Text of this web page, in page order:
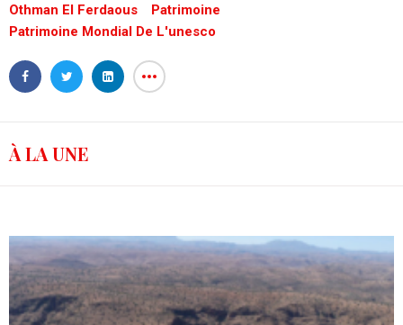
Othman El Ferdaous
Patrimoine
Patrimoine Mondial De L'unesco
À LA UNE